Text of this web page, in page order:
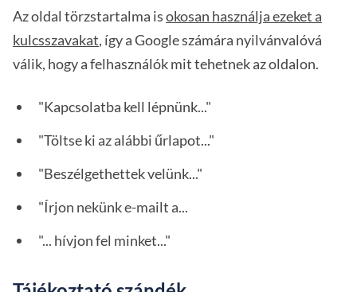
Az oldal törzstartalma isokosan használja ezeket a
kulcsszavakat, így a Google számára nyilvánvalóvá
válik, hogy a felhasználók mit tehetnek az oldalon.
"Kapcsolatba kell lépnünk..."
"Töltse ki az alábbi űrlapot..."
"Beszélgethettek velünk..."
"Írjon nekünk e-mailt a...
"... hívjon fel minket..."